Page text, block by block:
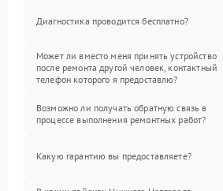
Диагностика проводится бесплатно?
Может ли вместо меня принять устройство
после ремонта другой человек, контактный
телефон которого я предоставлю?
Возможно ли получать обратную связь в
процессе выполнения ремонтных работ?
Какую гарантию вы предоставляете?